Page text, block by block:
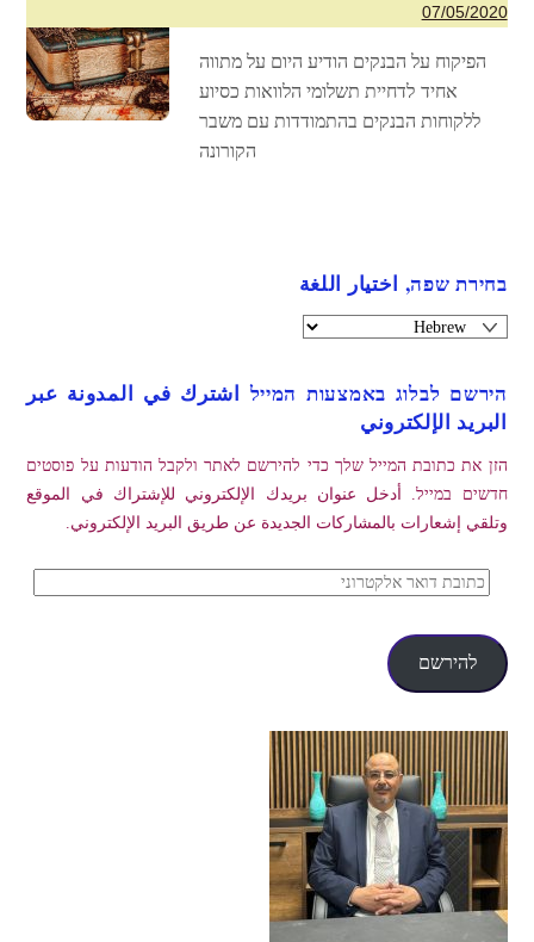
07/05/2020
הפיקוח על הבנקים הודיע היום על מתווה
אחיד לדחיית תשלומי הלוואות כסיוע
ללקוחות הבנקים בהתמודדות עם משבר
הקורונה
בחירת שפה, اختيار اللغة
הירשם לבלוג באמצעות המייל اشترك في المدونة عبر
البريد الإلكتروني
הזן את כתובת המייל שלך כדי להירשם לאתר ולקבל הודעות על פוסטים
חדשים במייל. أدخل عنوان بريدك الإلكتروني للإشتراك في الموقع
وتلقي إشعارات بالمشاركات الجديدة عن طريق البريد الإلكتروني.
כתובת
אלקטרוני
להירשם